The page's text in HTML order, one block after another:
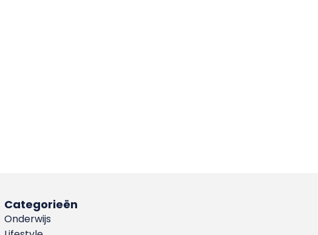
Categorieën
Onderwijs